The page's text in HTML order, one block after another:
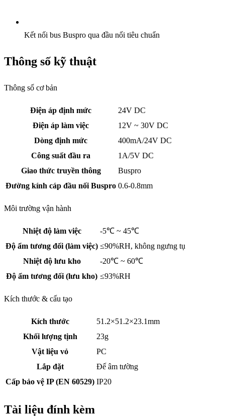
Kết nối bus Buspro qua đầu nối tiêu chuẩn
Thông số kỹ thuật
Thông số cơ bản
Điện áp định mức
24V DC
Điện áp làm việc
12V ~ 30V DC
Dòng định mức
400mA/24V DC
Công suất đầu ra
1A/5V DC
Giao thức truyền thông
Buspro
Đường kính cáp đầu nối Buspro 0.6-0.8mm
Môi trường vận hành
Nhiệt độ làm việc
-5℃ ~ 45℃
Độ ẩm tương đối (làm việc) ≤90%RH, không ngưng tụ
Nhiệt độ lưu kho
-20℃ ~ 60℃
Độ ẩm tương đối (lưu kho) ≤93%RH
Kích thước & cấu tạo
Kích thước
51.2×51.2×23.1mm
Khối lượng tịnh
23g
Vật liệu vỏ
PC
Lắp đặt
Đế âm tường
Cấp bảo vệ IP (EN 60529) IP20
Tài liệu đính kèm